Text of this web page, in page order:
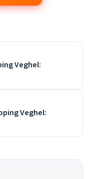
Veghel:
Veghel: